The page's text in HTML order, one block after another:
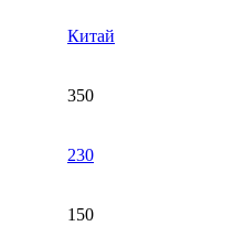
Китай
350
230
150